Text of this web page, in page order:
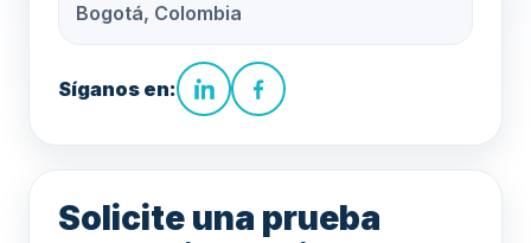
Bogotá, Colombia
Síganos en:
Solicite una prueba